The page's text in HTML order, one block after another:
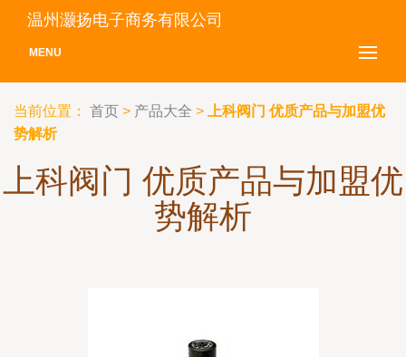
温州灏扬电子商务有限公司
MENU
当前位置： 首页 > 产品大全 >
上科阀门 优质产品与加盟优
势解析
上科阀门 优质产品与加盟优
势解析